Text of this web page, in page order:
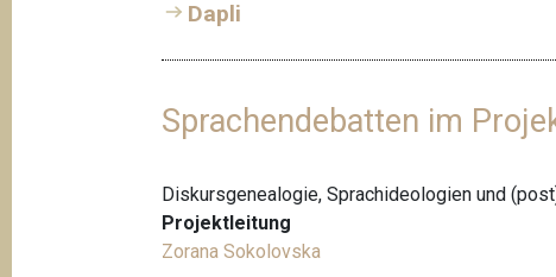
Dapli
Sprachendebatten im
Diskursgenealogie, Sprachideologien und
Projektleitung
Zorana Sokolovska